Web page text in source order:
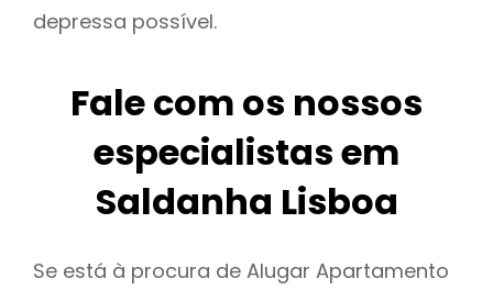
depressa possível.
Fale com os nossos
especialistas em
Saldanha Lisboa
Se está à procura de Alugar Apartamento